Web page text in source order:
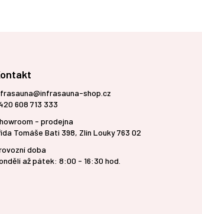
shop.cz
608 713 333
- prodejna
Tomáše Bati 398, Zlín Louky 763 02
doba
až pátek: 8:00 - 16:30 hod.